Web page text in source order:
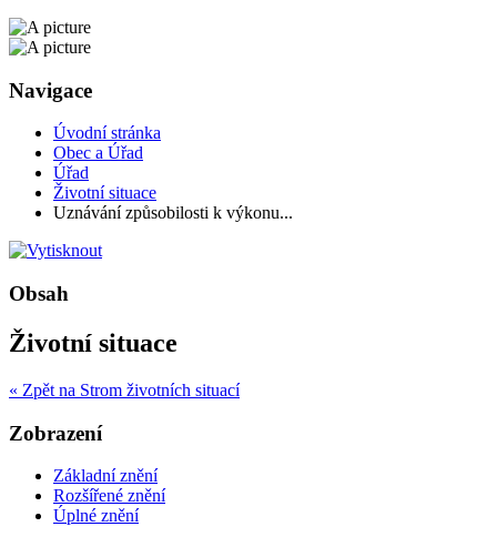
Navigace
Úvodní stránka
Obec a Úřad
Úřad
Životní situace
Uznávání způsobilosti k výkonu...
Obsah
Životní situace
« Zpět na Strom životních situací
Zobrazení
Základní znění
Rozšířené znění
Úplné znění